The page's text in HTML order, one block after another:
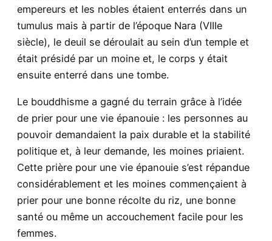
empereurs et les nobles étaient enterrés dans un
tumulus mais à partir de l’époque Nara (VIIIe
siècle), le deuil se déroulait au sein d’un temple et
était présidé par un moine et, le corps y était
ensuite enterré dans une tombe.
Le bouddhisme a gagné du terrain grâce à l’idée
de prier pour une vie épanouie : les personnes au
pouvoir demandaient la paix durable et la stabilité
politique et, à leur demande, les moines priaient.
Cette prière pour une vie épanouie s’est répandue
considérablement et les moines commençaient à
prier pour une bonne récolte du riz, une bonne
santé ou même un accouchement facile pour les
femmes.